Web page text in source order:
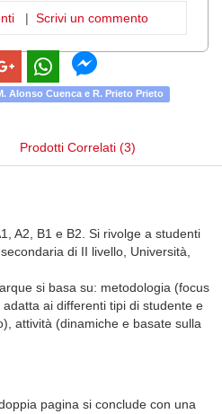
| Scrivi un commento
Alonso Cuenca e R. Prieto Prieto
Prodotti Correlati (3)
A2, B1 e B2. Si rivolge a studenti
di II livello, Università,
si basa su: metodologia (focus
ai differenti tipi di studente e
attività (dinamiche e basate sulla
pagina si conclude con una